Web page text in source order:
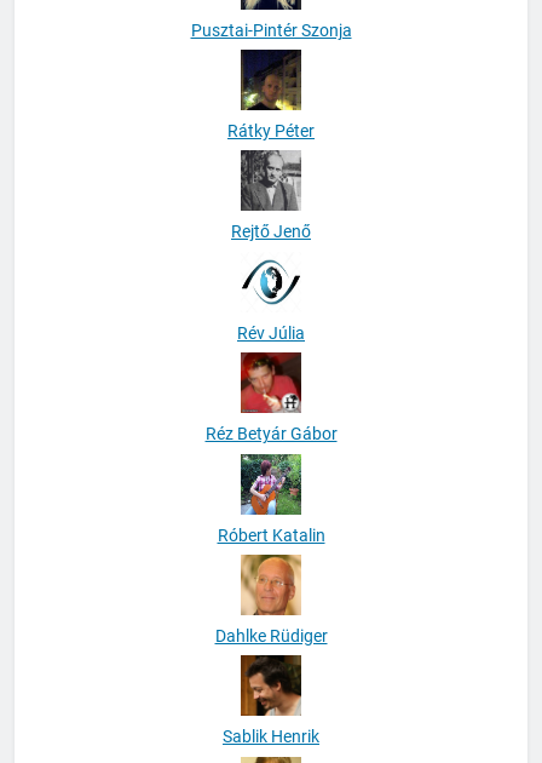
Pusztai-Pintér Szonja
Rátky Péter
Rejtő Jenő
Rév Júlia
Réz Betyár Gábor
Róbert Katalin
Dahlke Rüdiger
Sablik Henrik